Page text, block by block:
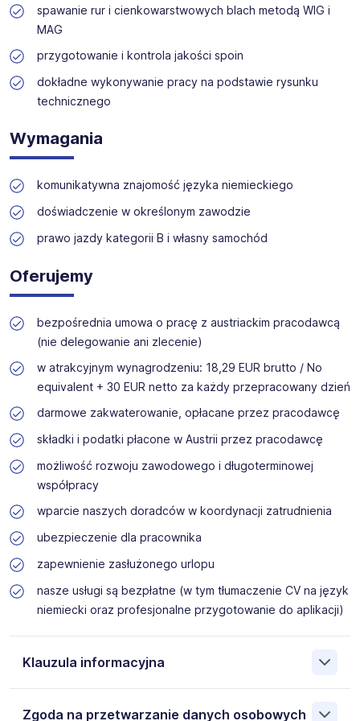
zapewnia wsparcie na każdym etapie rekrutacji.
spawanie rur i cienkowarstwowych blach metodą WIG i
MAG
przygotowanie i kontrola jakości spoin
dokładne wykonywanie pracy na podstawie rysunku
technicznego
Wymagania
komunikatywna znajomość języka niemieckiego
doświadczenie w określonym zawodzie
prawo jazdy kategorii B i własny samochód
Oferujemy
bezpośrednia umowa o pracę z austriackim pracodawcą
(nie delegowanie ani zlecenie)
w atrakcyjnym wynagrodzeniu: 18,29 EUR brutto / No
equivalent + 30 EUR netto za każdy przepracowany dzień
darmowe zakwaterowanie, opłacane przez pracodawcę
składki i podatki płacone w Austrii przez pracodawcę
możliwość rozwoju zawodowego i długoterminowej
współpracy
wparcie naszych doradców w koordynacji zatrudnienia
ubezpieczenie dla pracownika
zapewnienie zasłużonego urlopu
nasze usługi są bezpłatne (w tym tłumaczenie CV na język
niemiecki oraz profesjonalne przygotowanie do aplikacji)
Klauzula informacyjna
2016/679 (dalej: „Rozporządzenie”), wyrażam zgodę na
Zgoda na przetwarzanie danych osobowych